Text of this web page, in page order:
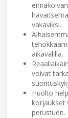
vakaviksi.
aikavälillä.
voivat
Huolto
korjaukset
perustuen.